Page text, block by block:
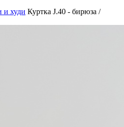
и худи Куртка J.40 - бирюза /